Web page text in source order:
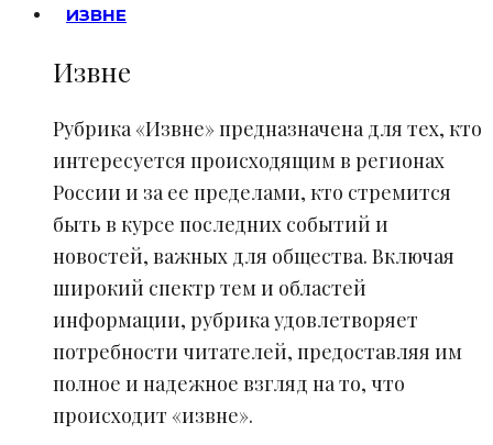
ИЗВНЕ
Извне
Рубрика «Извне» предназначена для тех, кто
интересуется происходящим в регионах
России и за ее пределами, кто стремится
быть в курсе последних событий и
новостей, важных для общества. Включая
широкий спектр тем и областей
информации, рубрика удовлетворяет
потребности читателей, предоставляя им
полное и надежное взгляд на то, что
происходит «извне».